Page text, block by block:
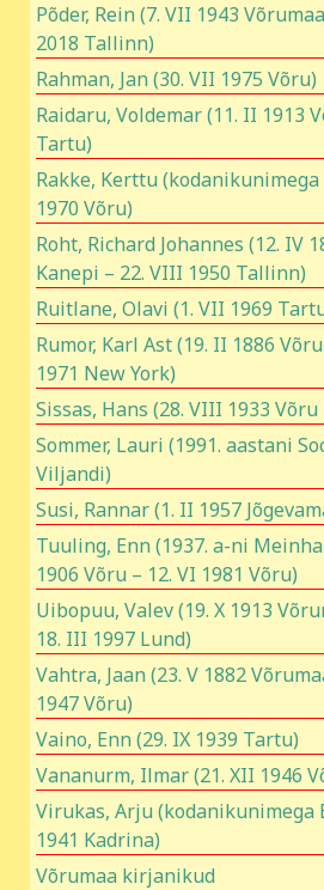
Põder, Rein (7. VII 1943
2018 Tallinn)
Rahman, Jan (30. VII 1975 Võru)
Raidaru, Voldemar (11. II 1913
Tartu)
Rakke, Kerttu (kodanikunimega
1970 Võru)
Roht, Richard Johannes (12. IV
Kanepi – 22. VIII 1950 Tallinn)
Ruitlane, Olavi (1. VII 1969
Rumor, Karl Ast (19. II 1886
1971 New York)
Sissas, Hans (28. VIII 1933
Sommer, Lauri (1991. aastani
Viljandi)
Susi, Rannar (1. II 1957
Tuuling, Enn (1937. a-ni
1906 Võru – 12. VI 1981 Võru)
Uibopuu, Valev (19. X 1913
18. III 1997 Lund)
Vahtra, Jaan (23. V 1882
1947 Võru)
Vaino, Enn (29. IX 1939 Tartu)
Vananurm, Ilmar (21. XII 1946
Virukas, Arju (kodanikunimega
1941 Kadrina)
Võrumaa kirjanikud